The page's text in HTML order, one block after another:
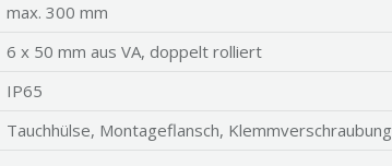
max. 300 mm
6 x 50 mm aus VA, doppelt rolliert
IP65
Tauchhülse, Montageflansch, Klemmverschraubung